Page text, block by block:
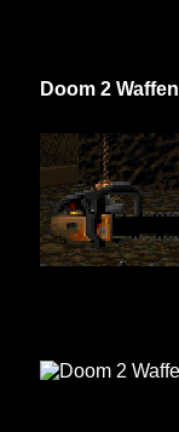
Doom 2 Waffen